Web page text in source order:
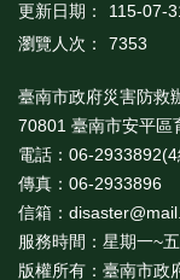
更新日期：
115-07-
瀏覽人次：
7353
臺南市政府災害防救
70801 臺南市安平區
電話：06-
傳真：06-2933896
信箱：
服務時間：星期一
版權所有：臺南市政